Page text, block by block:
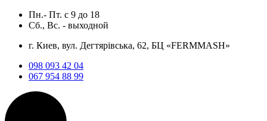
Пн.- Пт. с 9 до 18
Сб., Вс. - выходной
г. Киев, вул. Дегтярівська, 62, БЦ «FERMMASH»
098 093 42 04
067 954 88 99